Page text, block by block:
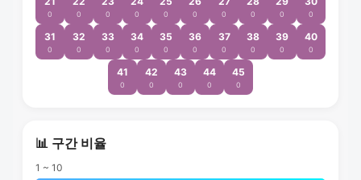
0 0 0 0 0 0 0 0 0 0
31
0
32
0
33
0
34
0
35
0
36
0
37
0
38
0
39
0
40
0
41
0
42
0
43
0
44
0
45
0
📊 구간 비율
1 ~ 10